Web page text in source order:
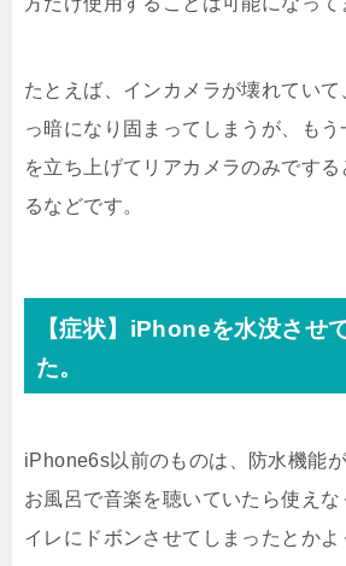
たとえば、インカメラが壊れてい
っ暗になり固まってしまうが、もう
を立ち上げてリアカメラのみでする
るなどです。
【症状】iPhoneを水没させ
た。
iPhone6s以前のものは、防水機能
お風呂で音楽を聴いていたら使えな
イレにドボンさせてしまったとか